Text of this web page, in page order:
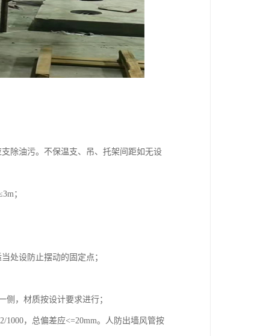
除油污。不保温支、吊、托架间距如无设
；
处设防止摆动的固定点；
侧，材质按设计要求进行；
1000，总偏差应<=20mm。人防出墙风管按